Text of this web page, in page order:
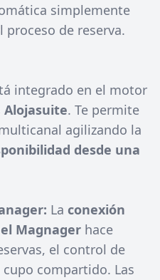
simplemente
de reserva.
integrado en el motor
Alojasuite. Te permite
agilizando la
desde una
La conexión
Magnager hace
el control de
compartido. Las